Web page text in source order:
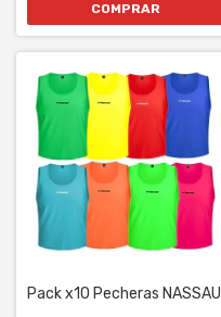
COMPRAR
Pack x10 Pecheras NASSAU